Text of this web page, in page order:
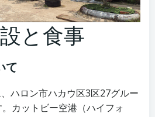
と食事
て
ハロン市ハカウ区3区27グルー
カットビー空港（ハイフォ